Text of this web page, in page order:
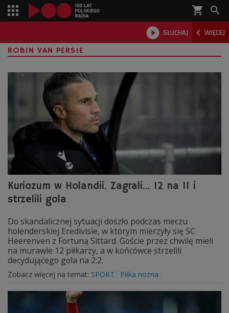
shopping_cart 
 SŁUCHAJ  WIĘCEJ

ROBIN VAN PERSIE
Kuriozum w Holandii. Zagrali... 12 na 11 i
strzelili gola
Do skandalicznej sytuacji doszło podczas meczu
holenderskiej Eredivisie, w którym mierzyły się SC
Heerenven z Fortuną Sittard. Goście przez chwilę mieli
na murawie 12 piłkarzy, a w końcówce strzelili
decydującego gola na 2:2.
Zobacz więcej na temat: SPORT Piłka nożna